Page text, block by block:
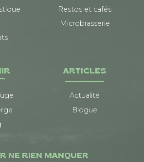
Restos et cafés
Microbrasserie
ARTICLES
Actualité
Blogue
NE RIEN MANQUER